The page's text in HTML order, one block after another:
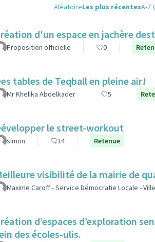
AléatoireLes plus récentesA-Z
d'un espace en jachère
Proposition officielle 0
tables de Teqball en pleine air!
Mr Khelika Abdelkader 5
le street-workout
simon 14 Retenue
visibilité de la mairie de
Maxime Caroff - Service Démocratie Locale -
d’espaces d’exploration
des écoles-ulis.